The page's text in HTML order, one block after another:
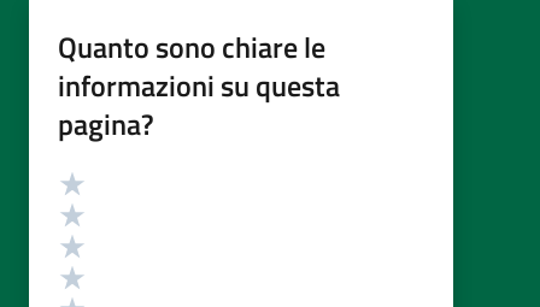
Quanto sono chiare le
informazioni su questa
pagina?
Valutazione